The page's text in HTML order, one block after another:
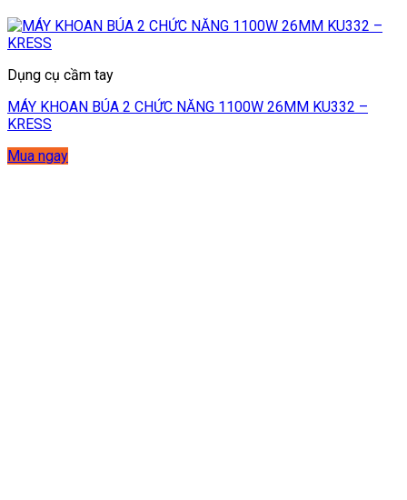
Dụng cụ cầm tay
MÁY KHOAN BÚA 2 CHỨC NĂNG 1100W 26MM KU332 –
KRESS
Mua ngay